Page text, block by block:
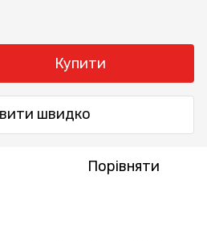
Купити
швидко
Порівняти